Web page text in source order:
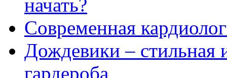
начать?
Современная
Дождевики – стильная
гардероба